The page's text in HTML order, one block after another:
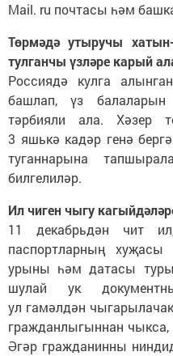
Mail. ru почтасы һәм
Төрмәдә утыручы
тулганчы үзләре карый
Россиядә кулга
башлап, үз
тәрбияли ала. Хәзер
3 яшькә кадәр генә
туганнарына
билгелиләр.
Ил чиген чыгу
11 декабрьдән чит
паспортларның хуҗасы
урыны һәм датасы
шулай ук
ул гамәлдән
гражданлыгыннан чыкса,
Әгәр гражданинны